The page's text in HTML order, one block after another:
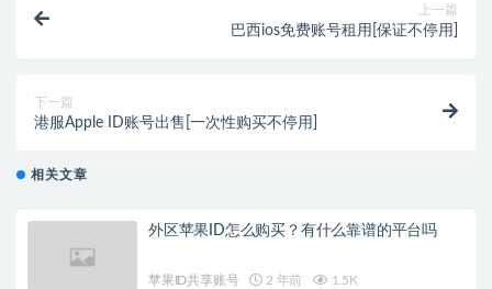
上一篇
巴西ios免费账号租用[保证不停用]
下一篇
港服Apple ID账号出售[一次性购买不停用]
相关文章
外区苹果ID怎么购买？有什么靠谱的平台吗
苹果ID共享账号 2 年前 1.5K